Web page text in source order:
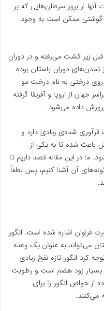
از بروز سرطان‌هایی که بر
گوشتی ممکن است به وجود
زیر کشت می‌رفته و در دوران
تمدن‌های دوران باستان بوده
درختی به نام درخت مو
جهان از اروپا و آفریقا گرفته
پرورش داده می‌شود.
شده‌ی زیادی دارد و
باعث شده تا به یکی از
ما در این مقاله قصد داریم تا
آن آشنا کنیم، پس لطفاً
فراوان اشاره شده است. انگور
می‌تواند به عنوان یک وعده
کرد انگور تازه نفخ زیادی
بسیار زود هضم است و رطوبت
از خواص انگور را برای
می‌کنند.